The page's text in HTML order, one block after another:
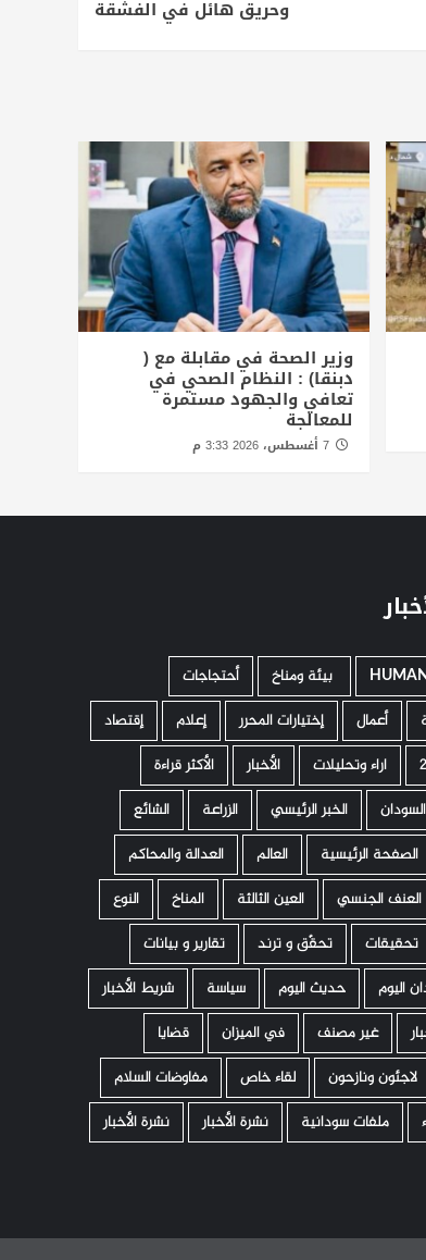
وحريق هائل في الفشقة
وزير الصحة في مقابلة مع (
دبنقا) : النظام الصحي في
تعافي والجهود مستمرة
للمعالجة
7 أغسطس، 2026 3:33 م
­ بيئة ومناخ
أحتجاجات
أعمال إختيارات المحرر إعلام
إقتصاد
اراء وتحليلات الأخبار
الأكثر قراءة
الخبر الرئيسي الزراعة
الشائع
الصفحة الرئيسية العالم
العدالة والمحاكم
العنف الجنسي العين الثالثة المناخ
النوع
تحقيقات تحقّق و ترند
تقارير و بيانات
اليوم
حديث اليوم سياسة
شريط الأخبار
غير مصنف في الميزان
قضايا
لاجئون ونازحون لقاء خاص
مفاوضات السلام
ملفات سودانية نشرة الأخبار نشرة الأخبار